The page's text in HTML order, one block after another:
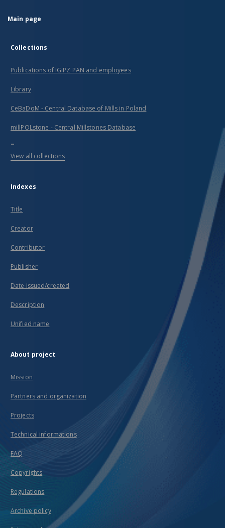
Main page
Collections
Publications of IGiPZ PAN and employees
Library
CeBaDoM - Central Database of Mills in Poland
millPOLstone - Central Millstones Database
...
View all collections
Indexes
Title
Creator
Contributor
Publisher
Date issued/created
Description
Unified name
About project
Mission
Partners and organization
Projects
Technical informations
FAQ
Copyrights
Regulations
Archive policy